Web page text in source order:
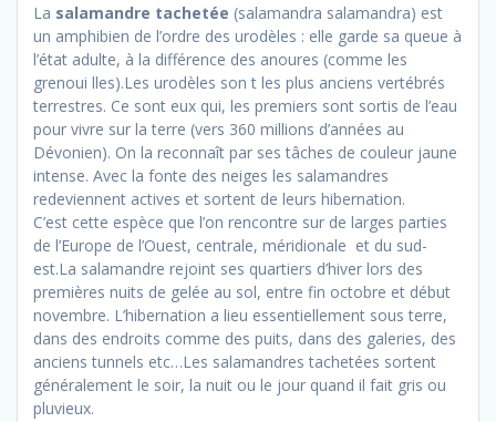
La salamandre tachetée (salamandra salamandra) est
un amphibien de l’ordre des urodèles : elle garde sa queue à
l’état adulte, à la différence des anoures (comme les
grenoui lles).Les urodèles son t les plus anciens vertébrés
terrestres. Ce sont eux qui, les premiers sont sortis de l’eau
pour vivre sur la terre (vers 360 millions d’années au
Dévonien). On la reconnaît par ses tâches de couleur jaune
intense. Avec la fonte des neiges les salamandres
redeviennent actives et sortent de leurs hibernation.
C’est cette espèce que l’on rencontre sur de larges parties
de l’Europe de l’Ouest, centrale, méridionale et du sud-
est.La salamandre rejoint ses quartiers d’hiver lors des
premières nuits de gelée au sol, entre fin octobre et début
novembre. L’hibernation a lieu essentiellement sous terre,
dans des endroits comme des puits, dans des galeries, des
anciens tunnels etc…Les salamandres tachetées sortent
généralement le soir, la nuit ou le jour quand il fait gris ou
pluvieux.